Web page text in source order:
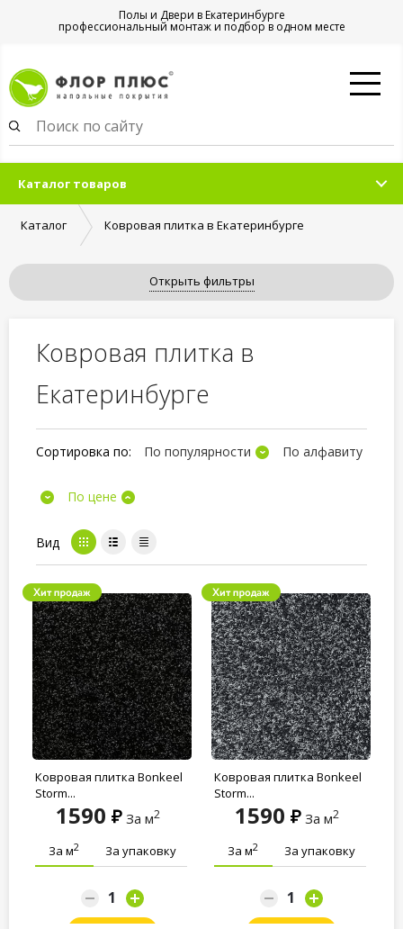
Полы и Двери в Екатеринбурге
профессиональный монтаж и подбор в одном месте
Каталог товаров
Каталог Ковровая плитка в Екатеринбурге
Открыть фильтры
Ковровая плитка в
Екатеринбурге
Сортировка по: По популярности По алфавиту
По цене
Вид
Ковровая плитка Bonkeel
Storm...
1590 За м2
За м2 За упаковку
Ковровая плитка Bonkeel
Storm...
1590 За м2
За м2 За упаковку